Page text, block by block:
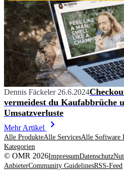
Dennis Fäckeler 26.6.2024
vermeidest du Kaufabbrüche
Umsatzverluste
Mehr Artikel
Alle ProdukteAlle ServicesAlle Software
Kategorien
© OMR 2026ImpressumDatenschutz
AnbieterCommunity GuidelinesRSS-Feed